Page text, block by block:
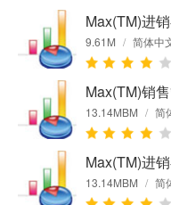
9.61M / 简体中
13.14MBM / 简
13.14MBM / 简